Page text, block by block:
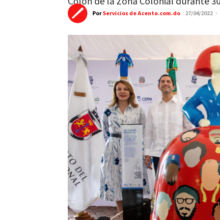
PorServicios de Acento.com.do 27/04/2022 ·